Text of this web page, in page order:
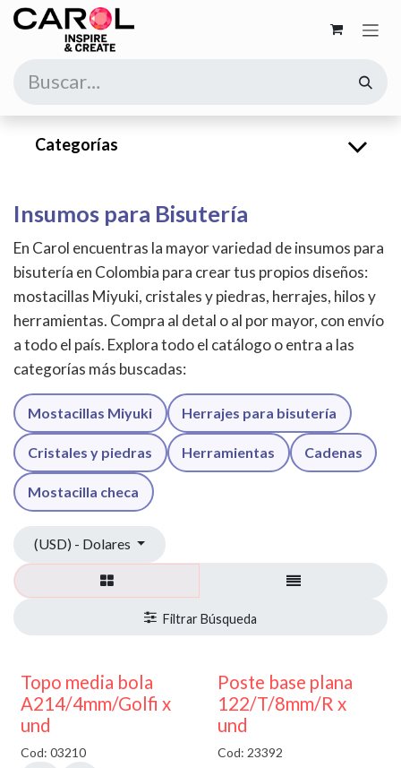
Ir al contenido
Categorías
Insumos para Bisutería
En Carol encuentras la mayor variedad de insumos para
bisutería en Colombia para crear tus propios diseños:
mostacillas Miyuki, cristales y piedras, herrajes, hilos y
herramientas. Compra al detal o al por mayor, con envío
a todo el país. Explora todo el catálogo o entra a las
categorías más buscadas:
Mostacillas Miyuki Herrajes para bisutería
Cristales y piedras Herramientas Cadenas
Mostacilla checa
(USD) - Dolares
40% DESCUENTO
Topo media bola
A214/4mm/Golfi x
und
Cod: 03210
Poste base plana
122/T/8mm/R x
und
Cod: 23392